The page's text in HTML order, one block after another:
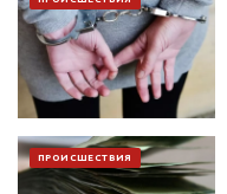
ПРОИСШЕСТВИЯ